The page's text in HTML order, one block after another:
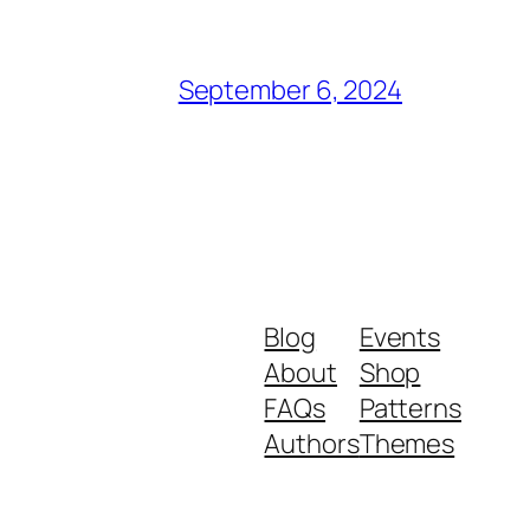
September 6, 2024
Blog
About
FAQs
Authors
Events
Shop
Patterns
Themes